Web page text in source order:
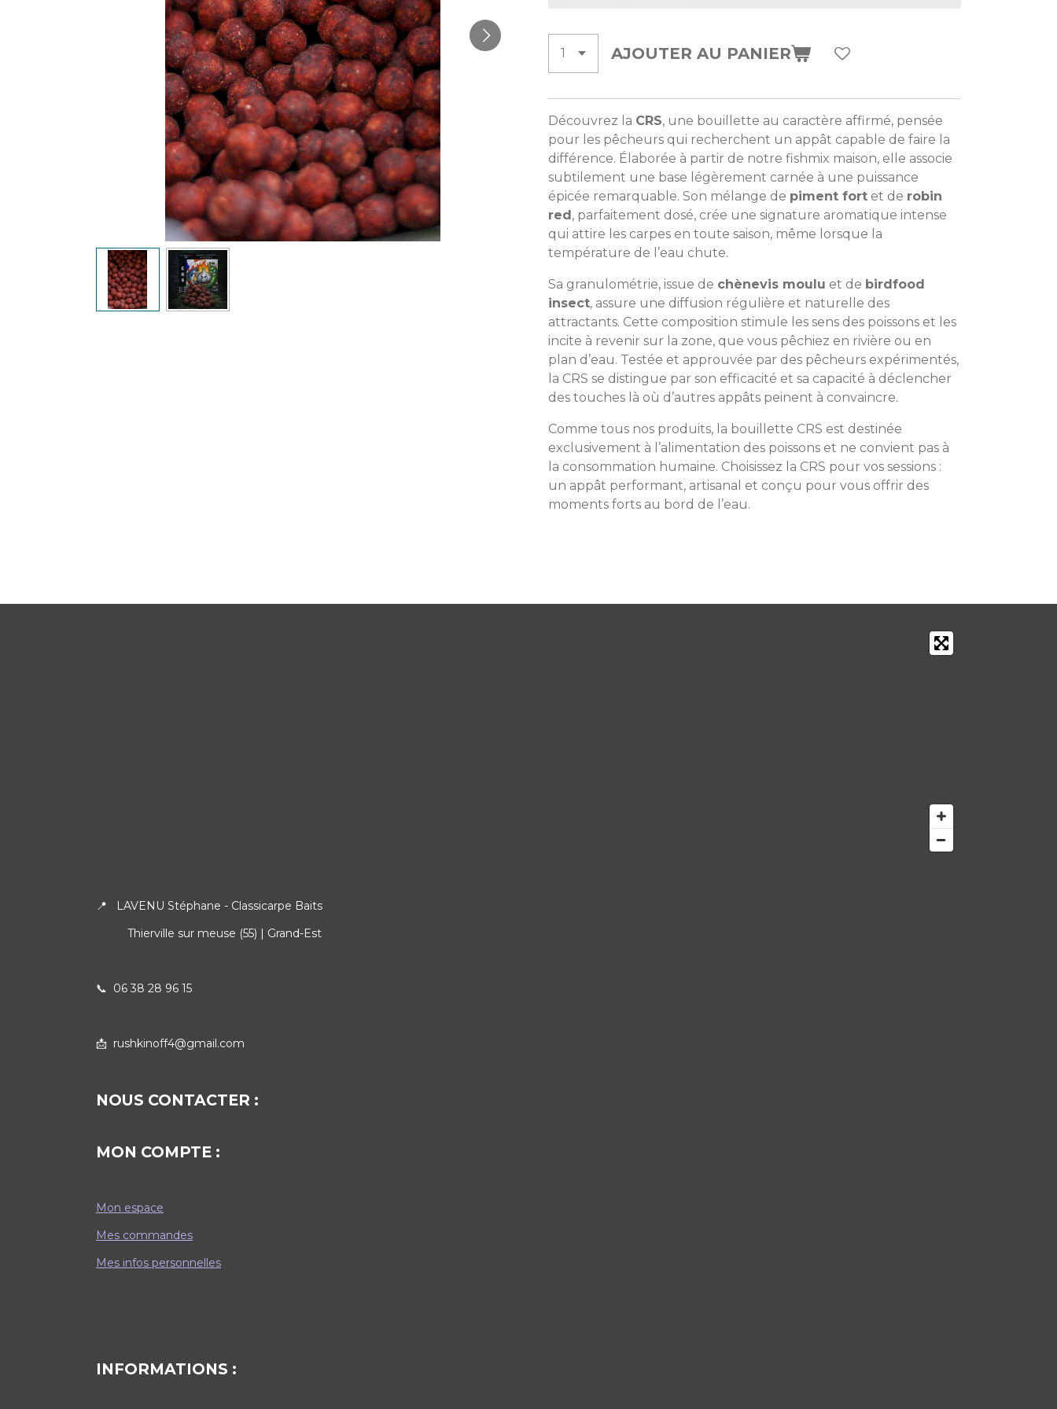
AJOUTER AU PANIER
Découvrez la CRS, une bouillette au caractère affirmé, pensée
pour les pêcheurs qui recherchent un appât capable de faire la
différence. Élaborée à partir de notre fishmix maison, elle associe
subtilement une base légèrement carnée à une puissance
épicée remarquable. Son mélange de piment fort et de robin
red, parfaitement dosé, crée une signature aromatique intense
qui attire les carpes en toute saison, même lorsque la
température de l’eau chute.
Sa granulométrie, issue de chènevis moulu et de birdfood
insect, assure une diffusion régulière et naturelle des
attractants. Cette composition stimule les sens des poissons et les
incite à revenir sur la zone, que vous pêchiez en rivière ou en
plan d’eau. Testée et approuvée par des pêcheurs expérimentés,
la CRS se distingue par son efficacité et sa capacité à déclencher
des touches là où d’autres appâts peinent à convaincre.
Comme tous nos produits, la bouillette CRS est destinée
exclusivement à l’alimentation des poissons et ne convient pas à
la consommation humaine. Choisissez la CRS pour vos sessions :
un appât performant, artisanal et conçu pour vous offrir des
moments forts au bord de l’eau.
📍 LAVENU Stéphane - Classicarpe Baits
Thierville sur meuse (55) | Grand-Est
📞 06 38 28 96 15
📩 rushkinoff4@gmail.com
NOUS CONTACTER :
MON COMPTE :
Mon espace
Mes commandes
Mes infos personnelles
INFORMATIONS :